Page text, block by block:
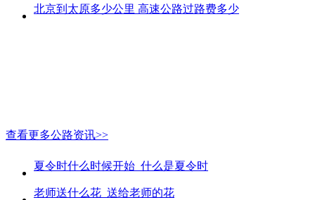
北京到太原多少公里 高速公路过路费多少
查看更多公路资讯>>
夏令时什么时候开始_什么是夏令时
老师送什么花_送给老师的花